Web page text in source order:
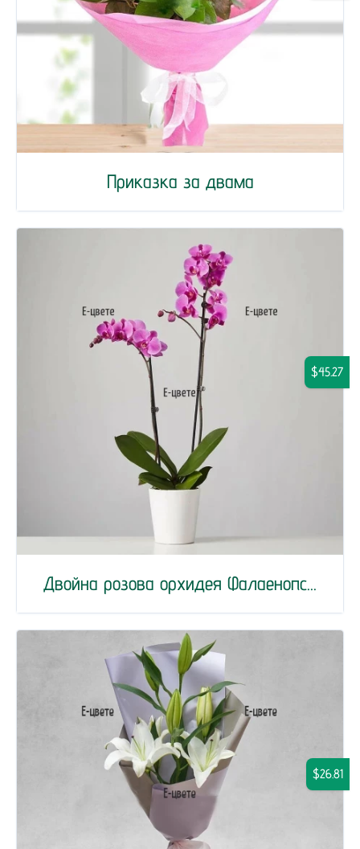
Приказка за двама
Двойна розова орхидея Фалаенопс...
$45.27
$26.81